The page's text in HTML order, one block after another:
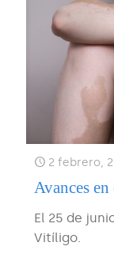
2 febrero,
Avances
El 25 de
Vitíligo.